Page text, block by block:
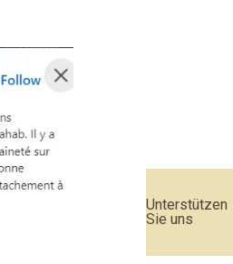
Unterstützen
Sie uns